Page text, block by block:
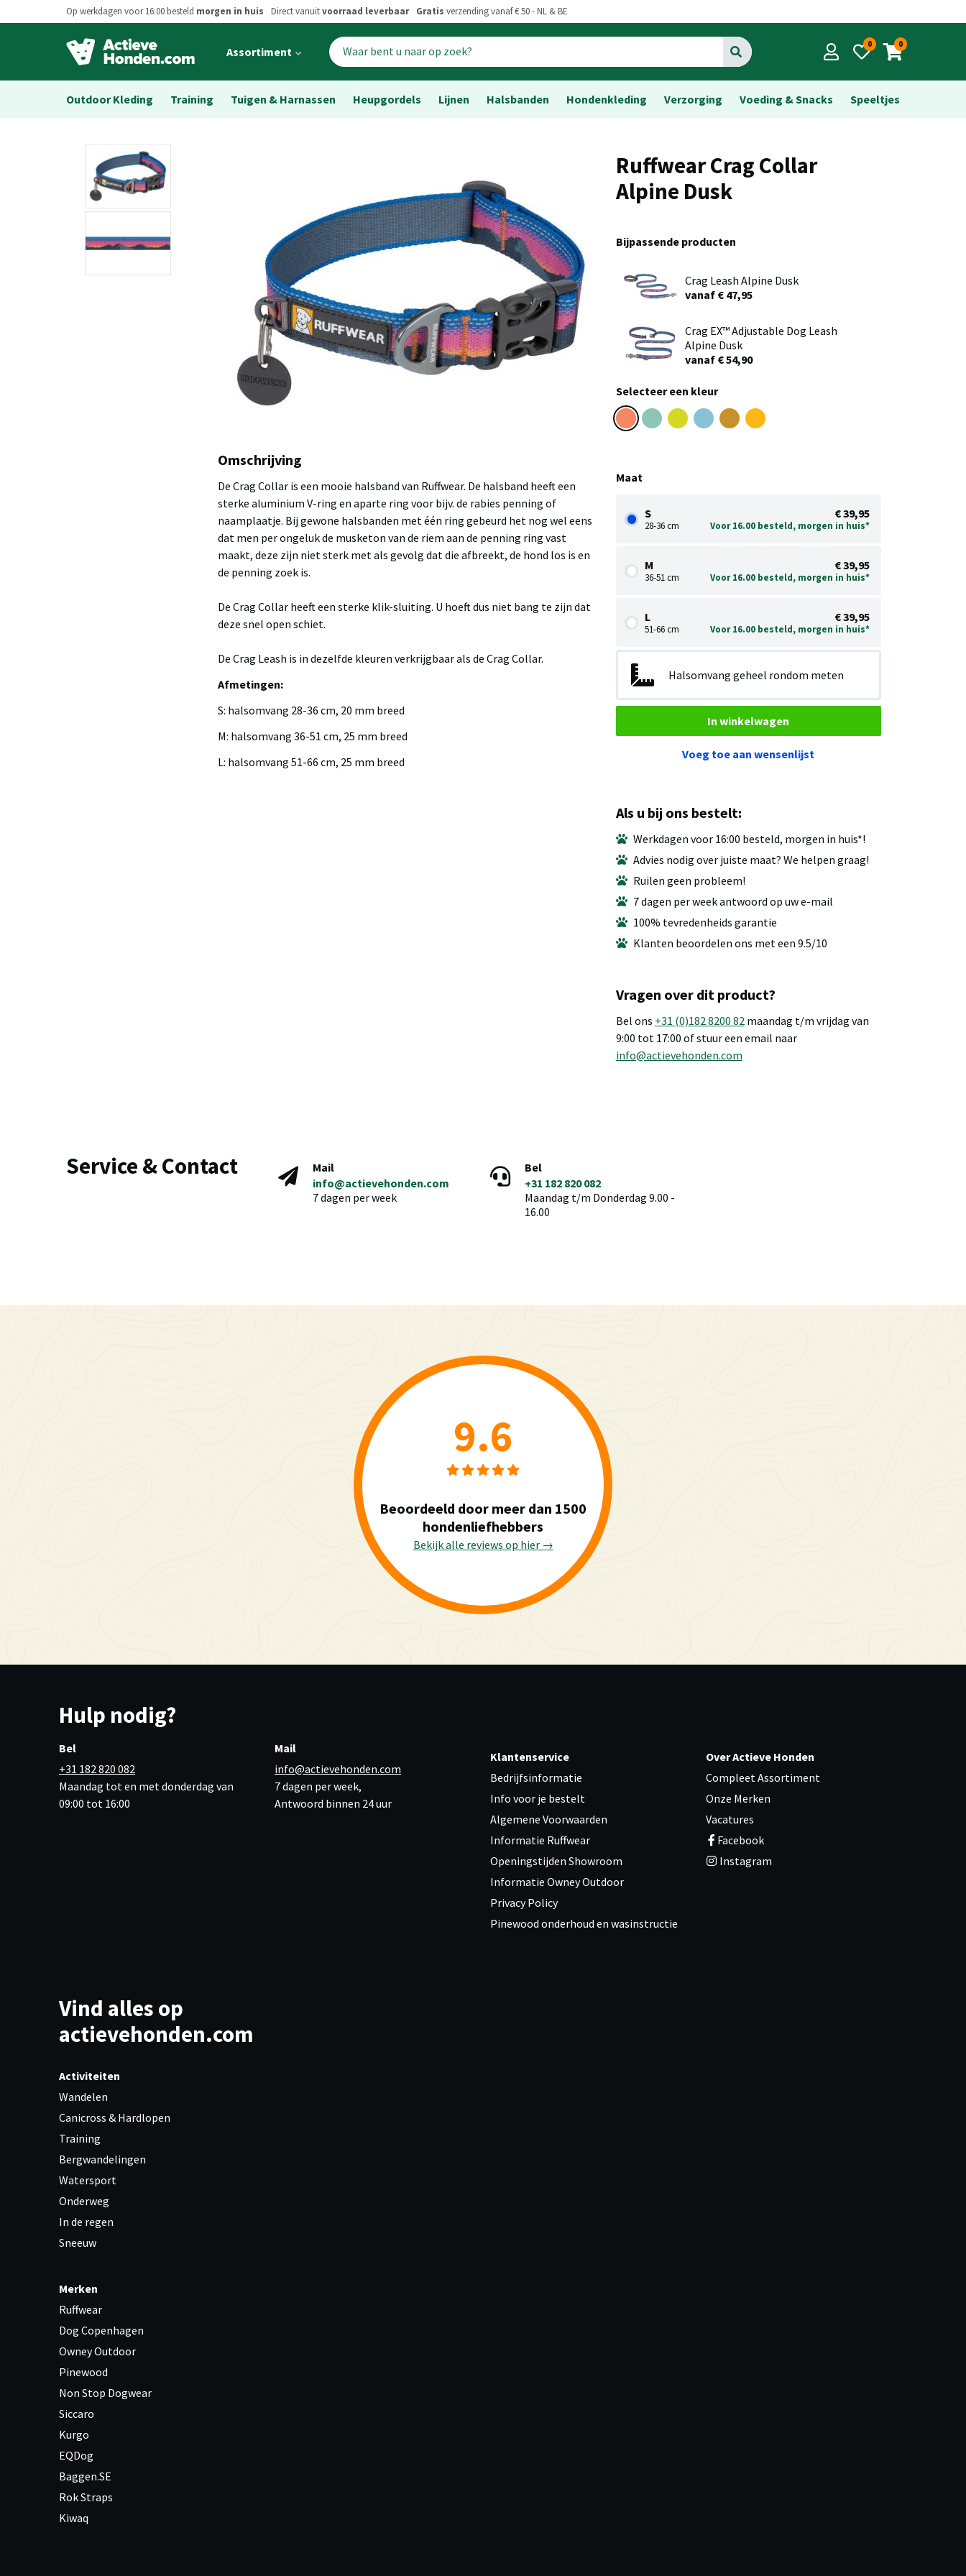
Op werkdagen voor 16:00 besteld morgen in huis Direct vanuitvoorraad leverbaar Gratis verzending vanaf € 50 - NL & BE
Open
menu
Assortiment Go 0 0
Outdoor Kleding Training Tuigen & Harnassen Heupgordels Lijnen Halsbanden Hondenkleding Verzorging Voeding & Snacks Speeltjes
Ruffwear Crag Collar
Alpine Dusk
Bijpassende producten
Crag Leash Alpine Dusk
vanaf € 47,95
Crag EX™ Adjustable Dog Leash
Alpine Dusk
vanaf € 54,90
Selecteer een kleur
Maat
S
28-36 cm
€ 39,95
Voor 16.00 besteld, morgen in huis*
M
36-51 cm
€ 39,95
Voor 16.00 besteld, morgen in huis*
L
51-66 cm
€ 39,95
Voor 16.00 besteld, morgen in huis*
Halsomvang geheel rondom meten
In winkelwagen
Voeg toe aan wensenlijst
Omschrijving
De Crag Collar is een mooie halsband van Ruffwear. De halsband heeft een
sterke aluminium V-ring en aparte ring voor bijv. de rabies penning of
naamplaatje. Bij gewone halsbanden met één ring gebeurd het nog wel eens
dat men per ongeluk de musketon van de riem aan de penning ring vast
maakt, deze zijn niet sterk met als gevolg dat die afbreekt, de hond los is en
de penning zoek is.
De Crag Collar heeft een sterke klik-sluiting. U hoeft dus niet bang te zijn dat
deze snel open schiet.
De Crag Leash is in dezelfde kleuren verkrijgbaar als de Crag Collar.
Afmetingen:
S: halsomvang 28-36 cm, 20 mm breed
M: halsomvang 36-51 cm, 25 mm breed
L: halsomvang 51-66 cm, 25 mm breed
Als u bij ons bestelt:
Werkdagen voor 16:00 besteld, morgen in huis*!
Advies nodig over juiste maat? We helpen graag!
Ruilen geen probleem!
7 dagen per week antwoord op uw e-mail
100% tevredenheids garantie
Klanten beoordelen ons met een 9.5/10
Vragen over dit product?
Bel ons +31 (0)182 8200 82maandag t/m vrijdag van
9:00 tot 17:00 of stuur een email naar
info@actievehonden.com
Service & Contact
Mail
info@actievehonden.com
7 dagen per week
Bel
+31 182 820 082
Maandag t/m Donderdag 9.00 -
16.00
9.6
Beoordeeld door meer dan 1500
hondenliefhebbers
Bekijk alle reviews op hier →
Hulp nodig?
Bel
+31 182 820 082
Maandag tot en met donderdag van
09:00 tot 16:00
Mail
info@actievehonden.com
7 dagen per week,
Antwoord binnen 24 uur
Klantenservice
Bedrijfsinformatie
Info voor je bestelt
Algemene Voorwaarden
Informatie Ruffwear
Openingstijden Showroom
Informatie Owney Outdoor
Privacy Policy
Pinewood onderhoud en wasinstructie
Over Actieve Honden
Compleet Assortiment
Onze Merken
Vacatures
Facebook
Instagram
Vind alles op
actievehonden.com
Activiteiten
Wandelen
Canicross & Hardlopen
Training
Bergwandelingen
Watersport
Onderweg
In de regen
Sneeuw
Merken
Ruffwear
Dog Copenhagen
Owney Outdoor
Pinewood
Non Stop Dogwear
Siccaro
Kurgo
EQDog
Baggen.SE
Rok Straps
Kiwaq